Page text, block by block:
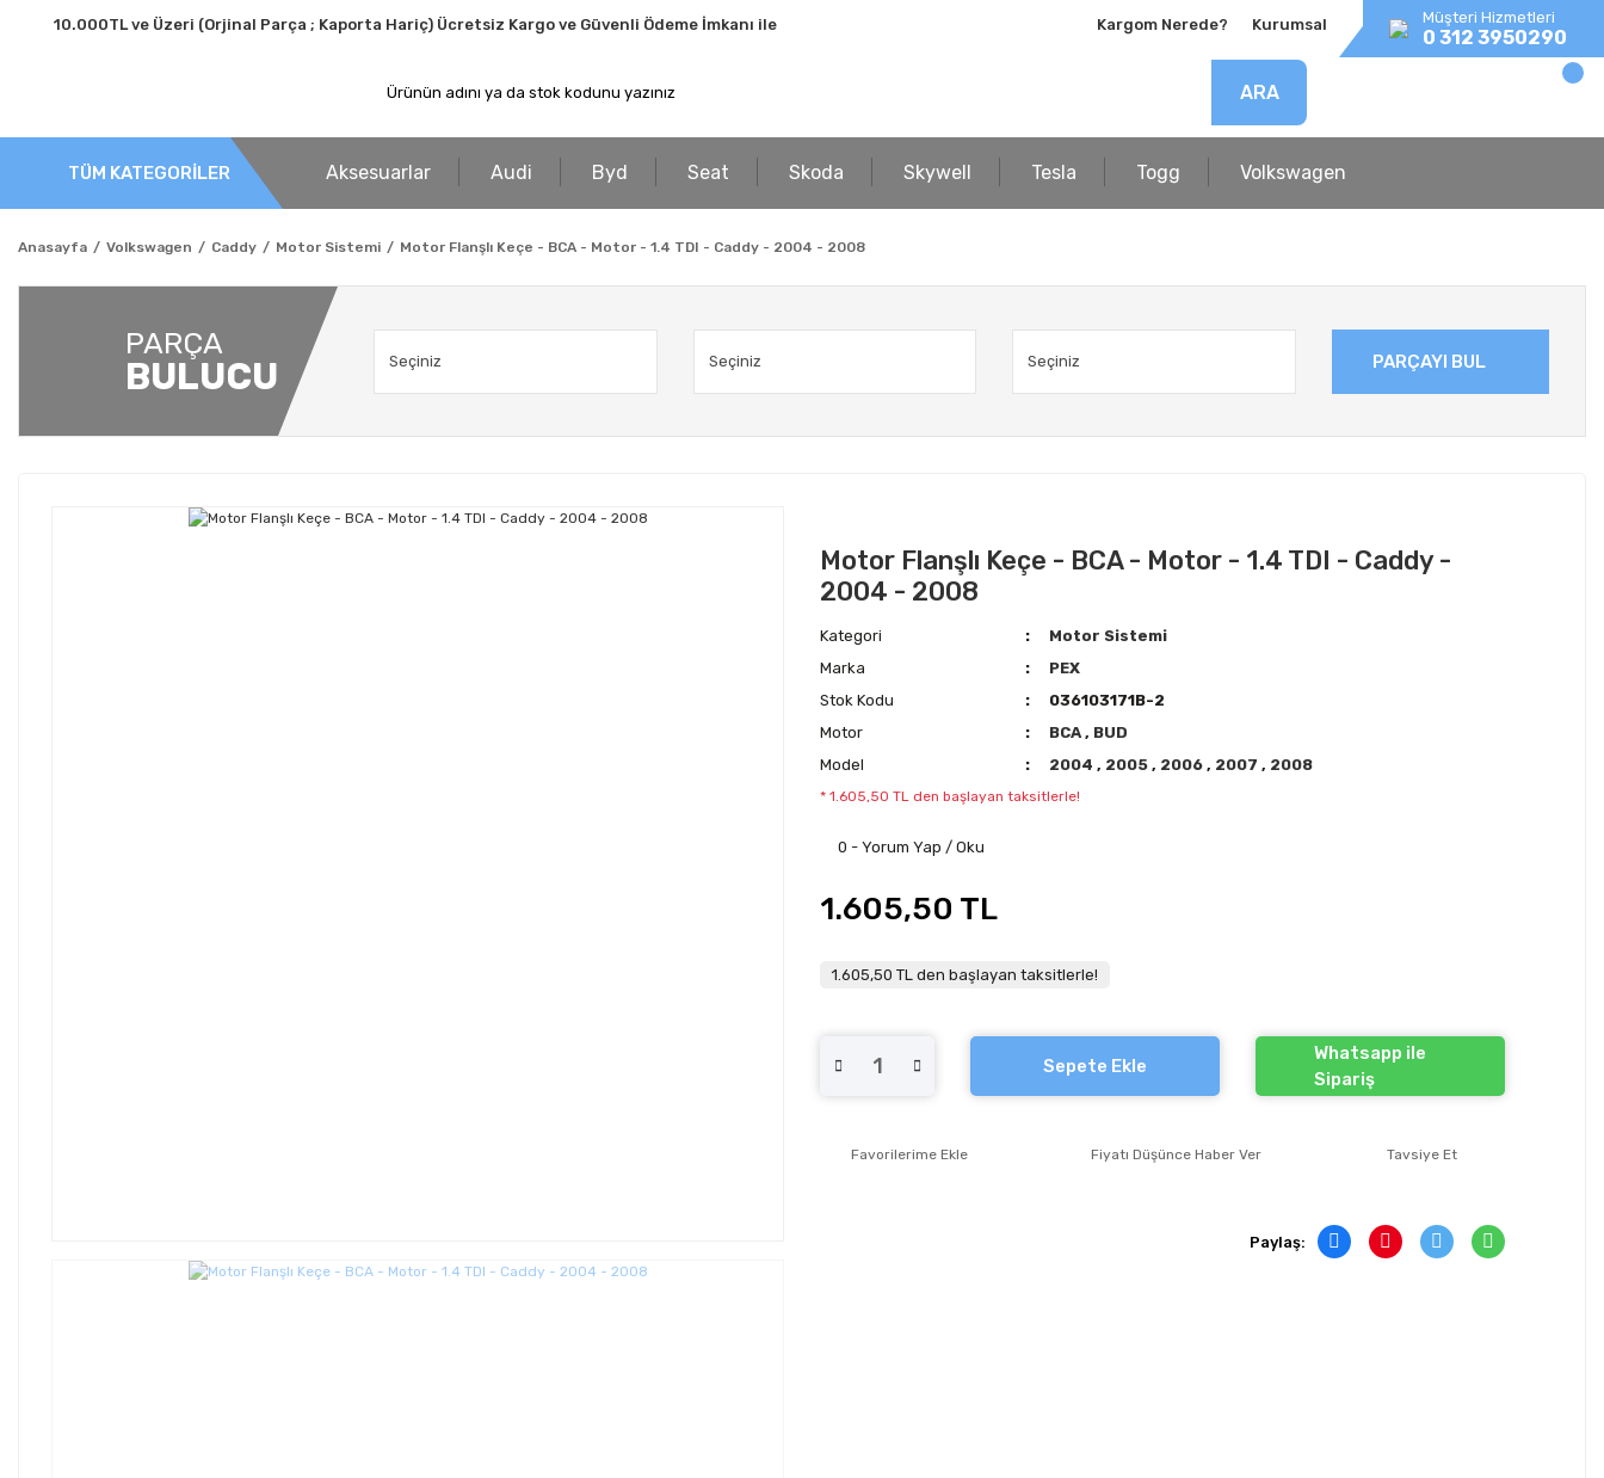
10.000TL ve Üzeri (Orjinal Parça ; Kaporta Hariç) Ücretsiz Kargo ve Güvenli Ödeme İmkanı ile Kargom Nerede? Kurumsal Müşteri Hizmetleri
0 312 3950290
ARA
TÜM KATEGORİLER Aksesuarlar Audi Byd Seat Skoda Skywell Tesla Togg Volkswagen
Anasayfa Volkswagen Caddy Motor Sistemi Motor Flanşlı Keçe - BCA - Motor - 1.4 TDI - Caddy - 2004 - 2008
PARÇA
BULUCU PARÇAYI BUL
Motor Flanşlı Keçe - BCA - Motor - 1.4 TDI - Caddy -
2004 - 2008
Kategori
Motor Sistemi
Marka
PEX
Stok Kodu
036103171B-2
Motor
BCA, BUD
Model
2004, 2005, 2006, 2007, 2008
* 1.605,50 TL den başlayan taksitlerle!
0 - Yorum Yap / Oku
1.605,50 TL
1.605,50 TL den başlayan taksitlerle!
Sepete Ekle
Whatsapp ile
Sipariş
Fiyatı Düşünce Haber Ver Tavsiye Et
Paylaş: